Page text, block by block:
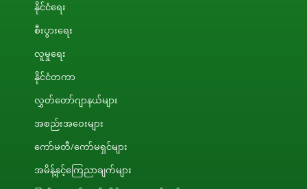
နိုင်ငံရေး
စီးပွားရေး
လူမှုရေး
နိုင်ငံတကာ
လွှတ်တော်ဂျာနယ်များ
အစည်းအဝေးများ
ကော်မတီ/ကော်မရှင်များ
အမိန့်နှင့်ကြေညာချက်များ